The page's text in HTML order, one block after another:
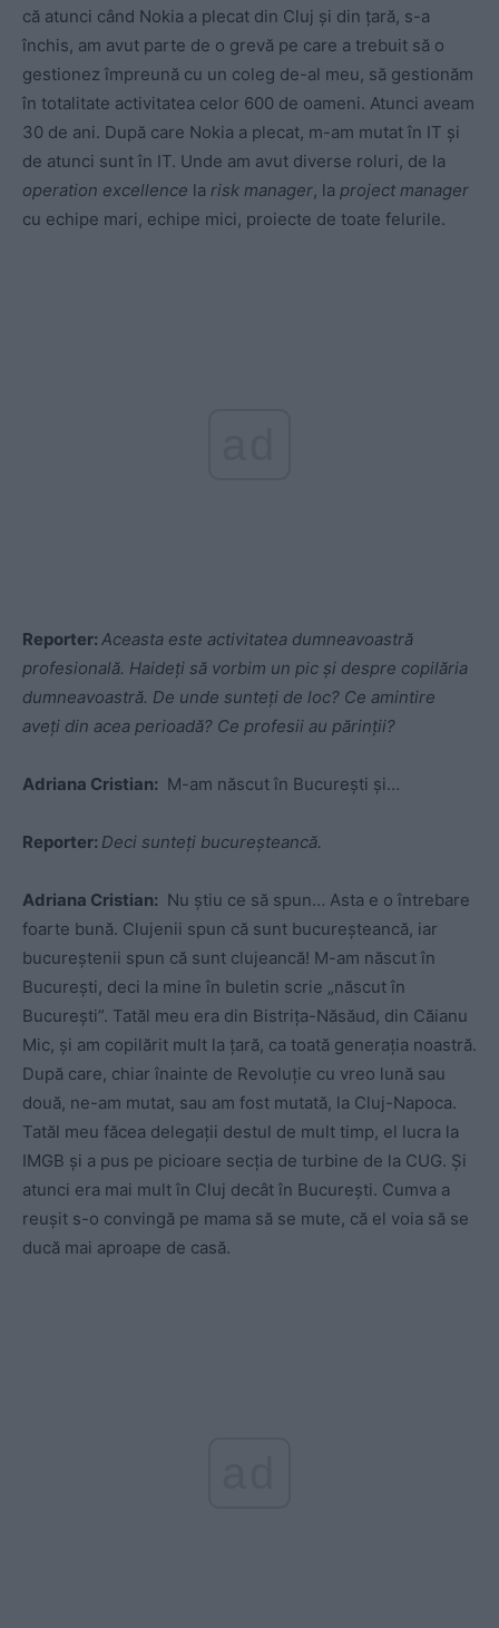
că atunci când Nokia a plecat din Cluj și din țară, s-a
închis, am avut parte de o grevă pe care a trebuit să o
gestionez împreună cu un coleg de-al meu, să gestionăm
în totalitate activitatea celor 600 de oameni. Atunci aveam
30 de ani. După care Nokia a plecat, m-am mutat în IT și
de atunci sunt în IT. Unde am avut diverse roluri, de la
operation excellence la risk manager, la project manager
cu echipe mari, echipe mici, proiecte de toate felurile.
Reporter: Aceasta este activitatea dumneavoastră
profesională. Haideți să vorbim un pic și despre copilăria
dumneavoastră. De unde sunteți de loc? Ce amintire
aveți din acea perioadă? Ce profesii au părinții?
Adriana Cristian: M-am născut în București și…
Reporter: Deci sunteți bucureșteancă.
Adriana Cristian: Nu știu ce să spun… Asta e o întrebare
foarte bună. Clujenii spun că sunt bucureșteancă, iar
bucureștenii spun că sunt clujeancă! M-am născut în
București, deci la mine în buletin scrie „născut în
București”. Tatăl meu era din Bistrița-Năsăud, din Căianu
Mic, și am copilărit mult la țară, ca toată generația noastră.
După care, chiar înainte de Revoluție cu vreo lună sau
două, ne-am mutat, sau am fost mutată, la Cluj-Napoca.
Tatăl meu făcea delegații destul de mult timp, el lucra la
IMGB și a pus pe picioare secția de turbine de la CUG. Și
atunci era mai mult în Cluj decât în București. Cumva a
reușit s-o convingă pe mama să se mute, că el voia să se
ducă mai aproape de casă.